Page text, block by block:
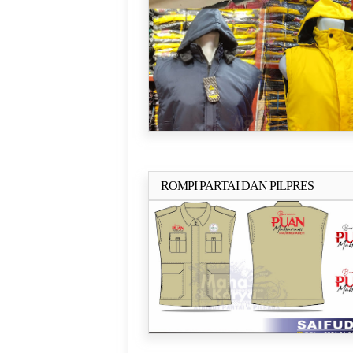
ROMPI PARTAI DAN PILPRES